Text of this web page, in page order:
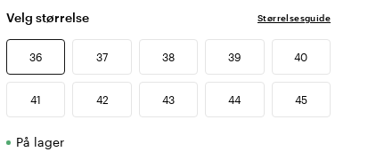
Velg størrelse Størrelsesguide
36 37 38 39 40
41 42 43 44 45
På lager